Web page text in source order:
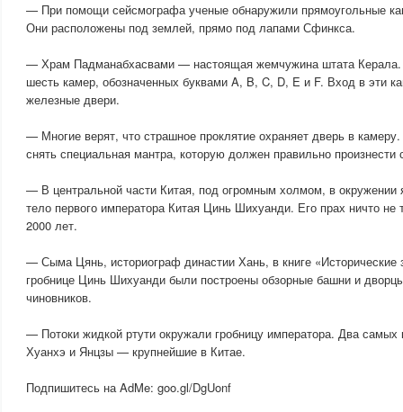
— При помощи сейсмографа ученые обнаружили прямоугольные
Они расположены под землей, прямо под лапами Сфинкса.
— Храм Падманабхасвами — настоящая жемчужина штата Керала.
шесть камер, обозначенных буквами A, B, C, D, E и F. Вход в эти
железные двери.
— Многие верят, что страшное проклятие охраняет дверь в камеру.
снять специальная мантра, которую должен правильно произнести
— В центральной части Китая, под огромным холмом, в окружении
тело первого императора Китая Цинь Шихуанди. Его прах ничто не
2000 лет.
— Сыма Цянь, историограф династии Хань, в книге «Исторические
гробнице Цинь Шихуанди были построены обзорные башни и
чиновников.
— Потоки жидкой ртути окружали гробницу императора. Два самых
Хуанхэ и Янцзы — крупнейшие в Китае.
Подпишитесь на AdMe: goo.gl/DgUonf